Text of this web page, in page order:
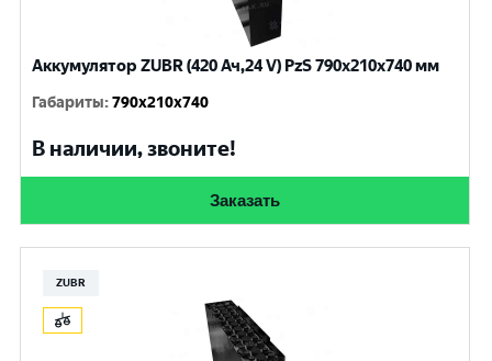
Аккумулятор ZUBR (420 Ач,24 V) PzS 790x210x740 мм
Габариты:790x210x740
В наличии, звоните!
Заказать
ZUBR